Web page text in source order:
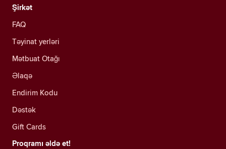
Şirkət
FAQ
Təyinat yerləri
Mətbuat Otağı
Əlaqə
Endirim Kodu
Dəstək
Gift Cards
Proqramı əldə et!